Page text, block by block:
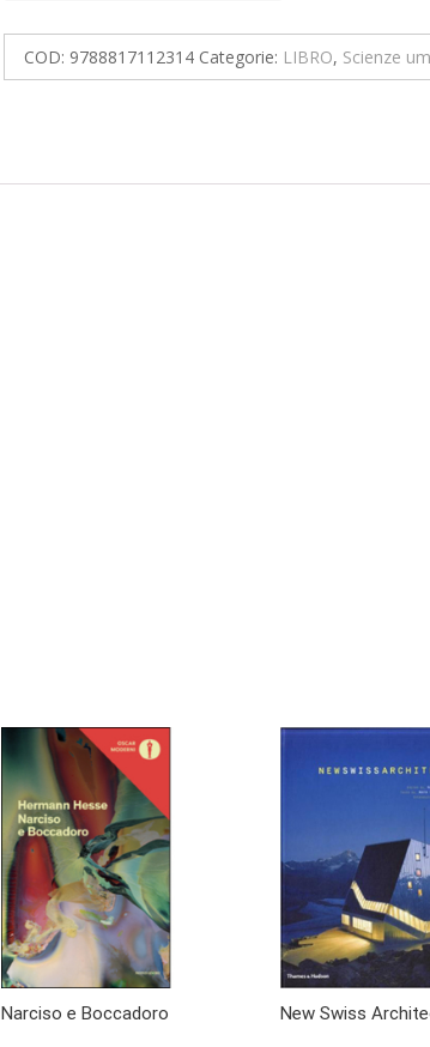
COD: 9788817112314 Categorie: LIBRO, Scienze
Narciso e Boccadoro New Swiss